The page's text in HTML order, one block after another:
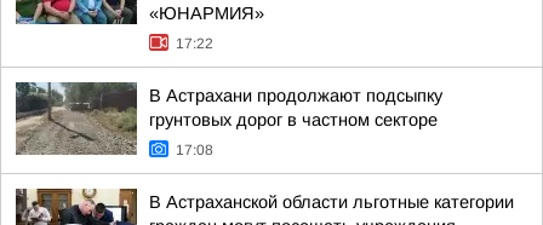
«ЮНАРМИЯ»
17:22
В Астрахани продолжают подсыпку
грунтовых дорог в частном секторе
17:08
В Астраханской области льготные категории